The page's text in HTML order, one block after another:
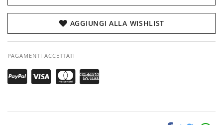
AGGIUNGI ALLA WISHLIST
PAGAMENTI ACCETTATI